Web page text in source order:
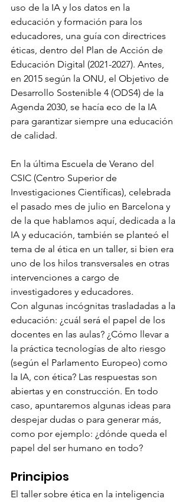
uso de la IA y los datos en la
educación y formación para los
educadores, una guía con directrices
éticas, dentro del Plan de Acción de
Educación Digital (2021-2027). Antes,
en 2015 según la ONU, el Objetivo de
Desarrollo Sostenible 4 (ODS4) de la
Agenda 2030, se hacía eco de la IA
para garantizar siempre una educación
de calidad.
En la última Escuela de Verano del
CSIC (Centro Superior de
Investigaciones Científicas), celebrada
el pasado mes de julio en Barcelona y
de la que hablamos aquí, dedicada a la
IA y educación, también se planteó el
tema de al ética en un taller, si bien era
uno de los hilos transversales en otras
intervenciones a cargo de
investigadores y educadores.
Con algunas incógnitas trasladadas a la
educación: ¿cuál será el papel de los
docentes en las aulas? ¿Cómo llevar a
la práctica tecnologías de alto riesgo
(según el Parlamento Europeo) como
la IA, con ética? Las respuestas son
abiertas y en construcción. En todo
caso, apuntaremos algunas ideas para
despejar dudas o para generar más,
como por ejemplo: ¿dónde queda el
papel del ser humano en todo?
Principios
El taller sobre ética en la inteligencia